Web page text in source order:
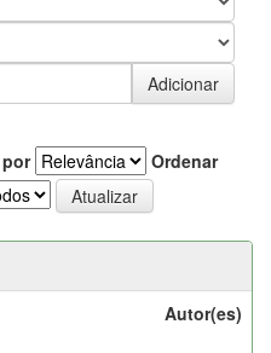
Ordenar
Autor(es)